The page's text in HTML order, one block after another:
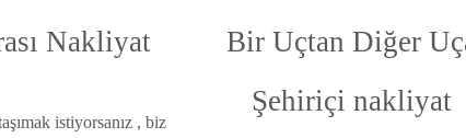
Nakliyat
istiyorsanız , biz
Bir Uçtan Diğer
Şehiriçi nakliyat